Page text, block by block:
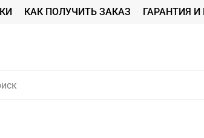
КАК ПОЛУЧИТЬ ЗАКАЗ ГАРАНТИЯ И